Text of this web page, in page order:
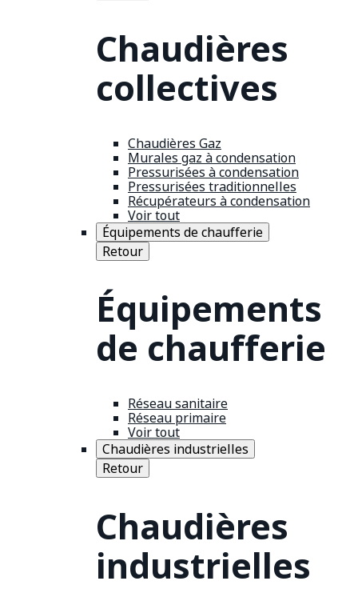
Chaudières
collectives
Chaudières Gaz
Murales gaz à condensation
Pressurisées à condensation
Pressurisées traditionnelles
Récupérateurs à condensation
Voir tout
Équipements de chaufferie
Retour
Équipements
de chaufferie
Réseau sanitaire
Réseau primaire
Voir tout
Chaudières industrielles
Retour
Chaudières
industrielles